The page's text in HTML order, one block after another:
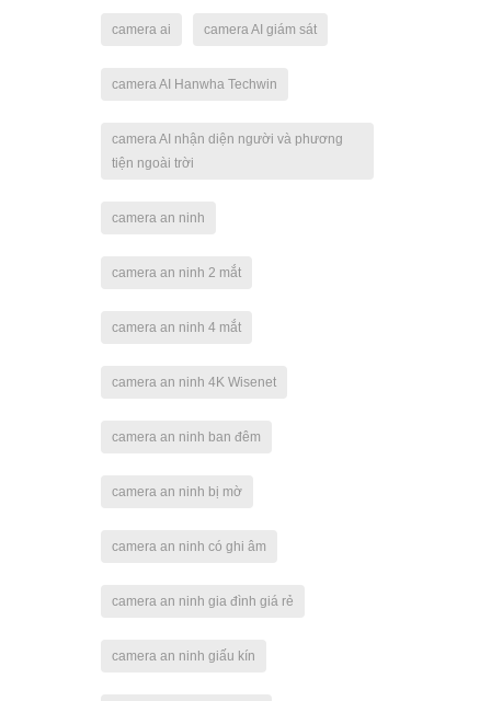
camera ai camera AI giám sát
camera AI Hanwha Techwin
camera AI nhận diện người và phương
tiện ngoài trời
camera an ninh
camera an ninh 2 mắt
camera an ninh 4 mắt
camera an ninh 4K Wisenet
camera an ninh ban đêm
camera an ninh bị mờ
camera an ninh có ghi âm
camera an ninh gia đình giá rẻ
camera an ninh giấu kín